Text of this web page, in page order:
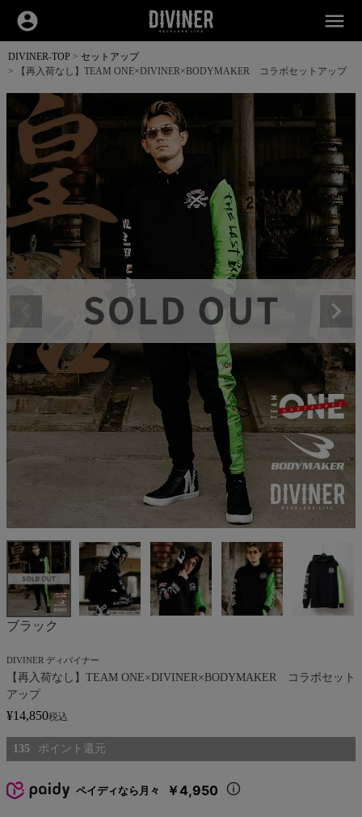
account_circle menu
DIVINER-TOP
セットアップ
【再入荷なし】TEAM ONE×DIVINER×BODYMAKER コラボセットアップ
ブラック
DIVINER ディバイナー
【再入荷なし】TEAM ONE×DIVINER×BODYMAKER コラボセット
アップ
¥14,850税込
135
ペイディなら月々 ￥4,950